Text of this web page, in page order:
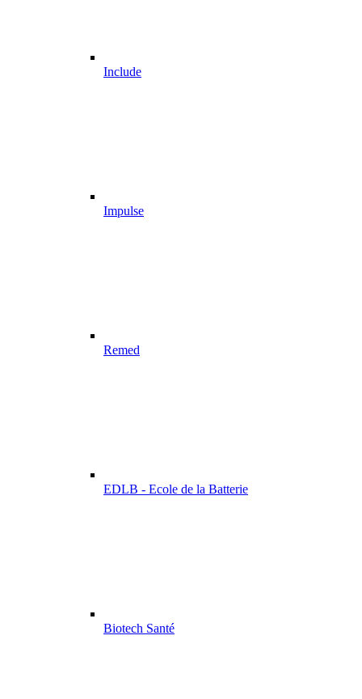
Include
Impulse
Remed
EDLB - Ecole de la Batterie
Biotech Santé